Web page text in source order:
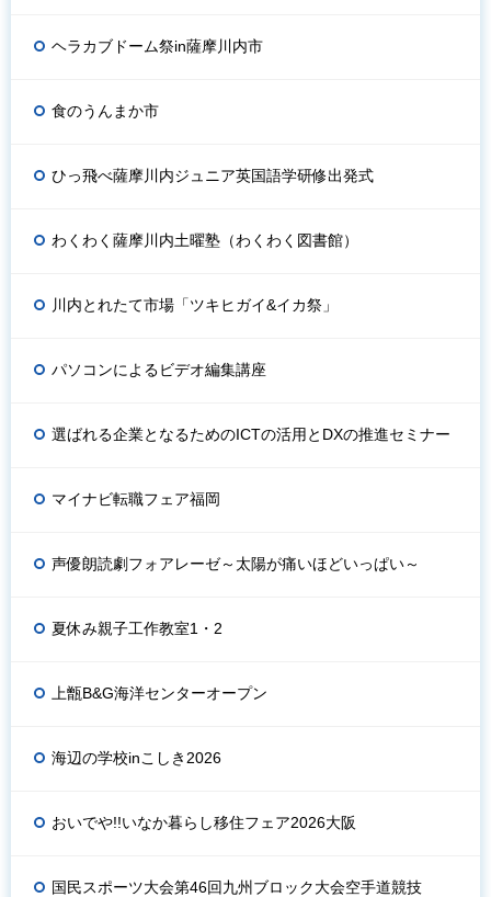
ヘラカブドーム祭in薩摩川内市
食のうんまか市
ひっ飛べ薩摩川内ジュニア英国語学研修出発式
わくわく薩摩川内土曜塾（わくわく図書館）
川内とれたて市場「ツキヒガイ&イカ祭」
パソコンによるビデオ編集講座
選ばれる企業となるためのICTの活用とDXの推進セミナー
マイナビ転職フェア福岡
声優朗読劇フォアレーゼ～太陽が痛いほどいっぱい～
夏休み親子工作教室1・2
上甑B&G海洋センターオープン
海辺の学校inこしき2026
おいでや!!いなか暮らし移住フェア2026大阪
国民スポーツ大会第46回九州ブロック大会空手道競技